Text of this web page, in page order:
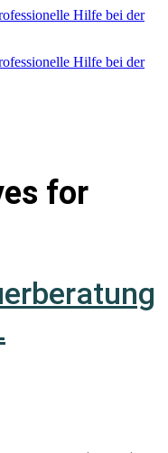
Hilfe bei der
Hilfe bei der
for